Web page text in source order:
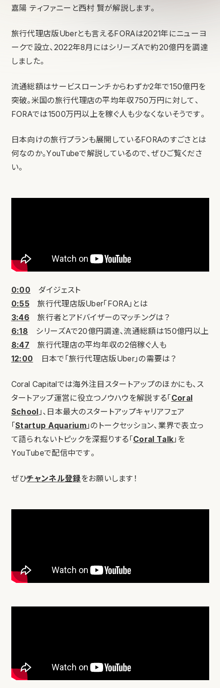
嘉陽 ティファニーと西村 賢が解説します。
旅行代理店版Uberとも言えるFORAは2021年にニューヨ
ークで設立、2022年8月にはシリーズAで約20億円を調達
しました。
流通総額はサービスローンチからわずか2年で150億円を
突破。米国の旅行代理店の平均年収750万円に対して、
FORAでは1500万円以上を稼ぐ人も少なくないそうです。
日本向けの旅行プランも展開しているFORAのすごさとは
何なのか。YouTubeで解説しているので、ぜひご覧くださ
い。
0:00 ダイジェスト
0:55旅行代理店版Uber「FORA」とは
3:46 旅行者とアドバイザーのマッチングは？
6:18 シリーズAで20億円調達、流通総額は150億円以上
8:47 旅行代理店の平均年収の2倍稼ぐ人も
12:00 日本で「旅行代理店版Uber」の需要は？
Coral Capitalでは海外注目スタートアップのほかにも、ス
タートアップ運営に役立つノウハウを解説する「Coral
School 」、日本最大のスタートアップキャリアフェア
「Startup Aquarium 」のトークセッション、業界で表立っ
て語られないトピックを深掘りする「Coral Talk 」を
YouTubeで配信中です。
ぜひチャンネル登録をお願いします！